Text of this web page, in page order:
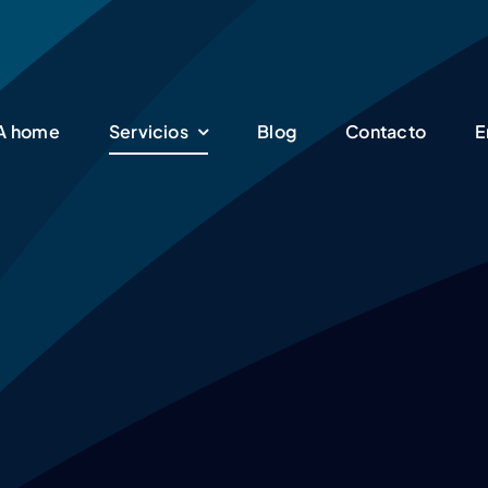
home Servicios Blog Contacto